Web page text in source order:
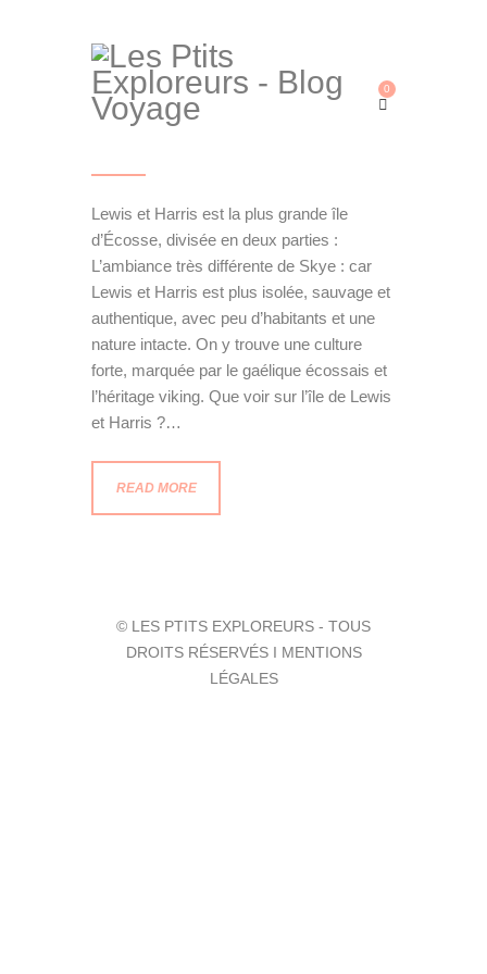
0
Destinations
Bons Plans
À PROPOS
CONTACT
GALERIE
LEWIS ET HARRIS
Lewis et Harris est la plus grande île
d’Écosse, divisée en deux parties :
L’ambiance très différente de Skye : car
Lewis et Harris est plus isolée, sauvage et
authentique, avec peu d’habitants et une
nature intacte. On y trouve une culture
forte, marquée par le gaélique écossais et
l’héritage viking. Que voir sur l’île de Lewis
et Harris ?…
READ MORE
© LES PTITS EXPLOREURS - TOUS
DROITS RÉSERVÉS I MENTIONS
LÉGALES